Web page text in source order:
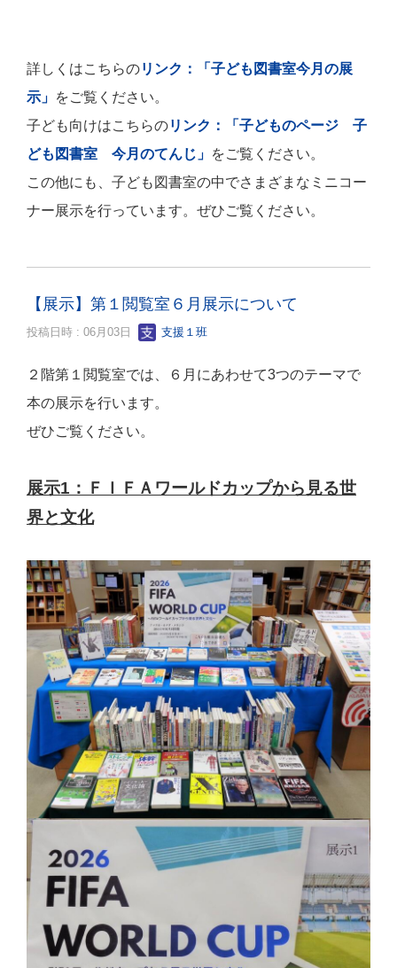
詳しくはこちらのリンク：「子ども図書室今月の展
示」 をご覧ください。
子ども向けはこちらのリンク：「子どものページ 子
ども図書室 今月のてんじ」 をご覧ください。
この他にも、子ども図書室の中でさまざまなミニコー
ナー展示を行っています。ぜひご覧ください。
【展示】第１閲覧室６月展示について
投稿日時 : 06月03日 支援１班
２階第１閲覧室では、６月にあわせて3つのテーマで
本の展示を行います。
ぜひご覧ください。
展示1：ＦＩＦＡワールドカップから見る世
界と文化